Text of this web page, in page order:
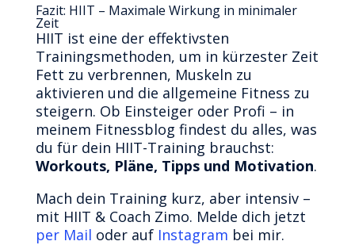
Fazit: HIIT – Maximale Wirkung in minimaler
Zeit
HIIT ist eine der effektivsten
Trainingsmethoden, um in kürzester Zeit
Fett zu verbrennen, Muskeln zu
aktivieren und die allgemeine Fitness zu
steigern. Ob Einsteiger oder Profi – in
meinem Fitnessblog findest du alles, was
du für dein HIIT-Training brauchst:
Workouts, Pläne, Tipps und Motivation.
Mach dein Training kurz, aber intensiv –
mit HIIT & Coach Zimo. Melde dich jetzt
per Mail oder auf Instagram bei mir.